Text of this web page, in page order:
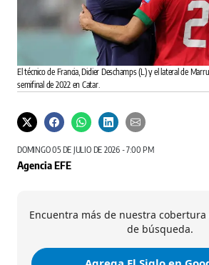
El técnico de Francia, Didier Deschamps (L) y el lateral de
semifinal de 2022 en Catar.
DOMINGO 05 DE JULIO DE 2026 - 7:00 PM
Agencia EFE
Encuentra más de nuestra
de búsqueda.